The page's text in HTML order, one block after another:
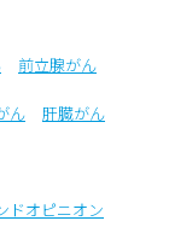
前立腺がん
ん 肝臓がん
ドオピニオン